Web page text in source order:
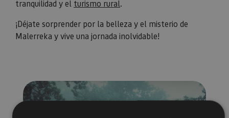
tranquilidad y el turismo rural.
¡Déjate sorprender por la belleza y el misterio de
Malerreka y vive una jornada inolvidable!